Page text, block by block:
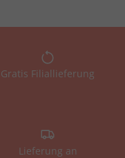
Gratis Filiallieferung
Lieferung an